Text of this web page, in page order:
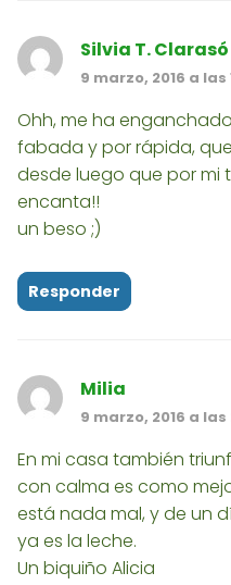
Silvia T. Clarasó
9 marzo, 2016 a las
Ohh, me ha
fabada y por rápida,
desde luego que por mi
encanta!!
un beso ;)
Responder
Milia
9 marzo, 2016 a las
En mi casa también
con calma es como
está nada mal, y de un
ya es la leche.
Un biquiño Alicia